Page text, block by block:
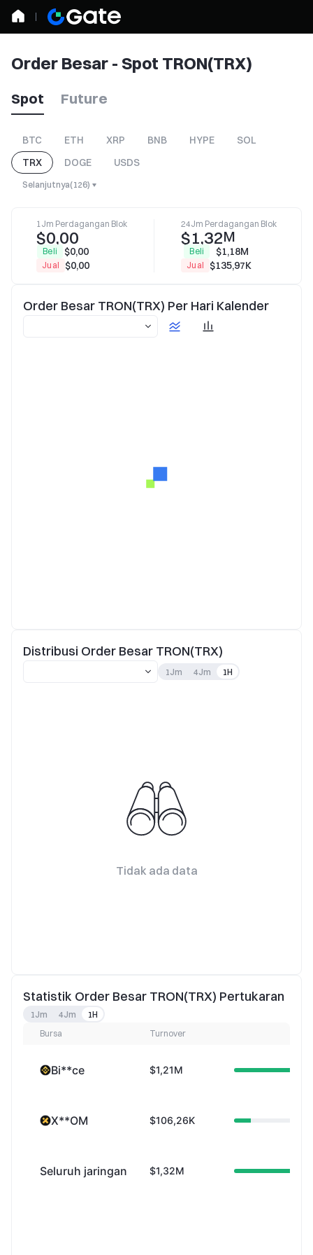
Order Besar - Spot TRON(TRX)
Spot Future
BTC ETH XRP BNB HYPE
SOL
TRX
DOGE USDS
Selanjutnya(126)
1Jm Perdagangan Blok
$0,00
Beli $0,00
Jual $0,00
24Jm Perdagangan Blok
$1,32M
Beli $1,18M
Jual $135,97K
Order Besar TRON(TRX) Per Hari Kalender
Distribusi Order Besar TRON(TRX)
1Jm 4Jm 1H
Tidak ada data
Statistik Order Besar TRON(TRX) Pertukaran
1Jm 4Jm
1H
Bursa
Turnover
Bi**ce $1,21M
X**OM $106,26K
Seluruh jaringan $1,32M